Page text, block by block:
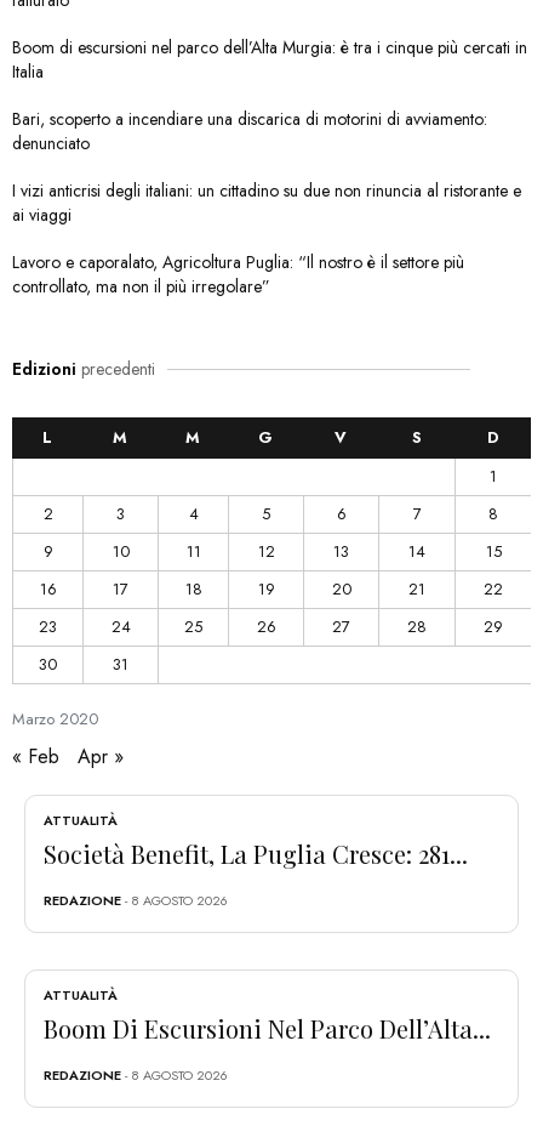
Boom di escursioni nel parco dell’Alta Murgia: è tra i cinque più cercati in
Italia
Bari, scoperto a incendiare una discarica di motorini di avviamento:
denunciato
I vizi anticrisi degli italiani: un cittadino su due non rinuncia al ristorante e
ai viaggi
Lavoro e caporalato, Agricoltura Puglia: “Il nostro è il settore più
controllato, ma non il più irregolare”
Edizioni precedenti
Marzo 2020
L M M G V S
D
1
2
3 4 5 6 7
8
9
10 11 12 13 14
15
16
17 18 19 20 21
22
23
24 25 26 27 28
29
30
31
« Feb Apr »
ATTUALITÀ
Società Benefit, La Puglia Cresce: 281...
REDAZIONE- 8 AGOSTO 2026
ATTUALITÀ
Boom Di Escursioni Nel Parco Dell’Alta...
REDAZIONE- 8 AGOSTO 2026